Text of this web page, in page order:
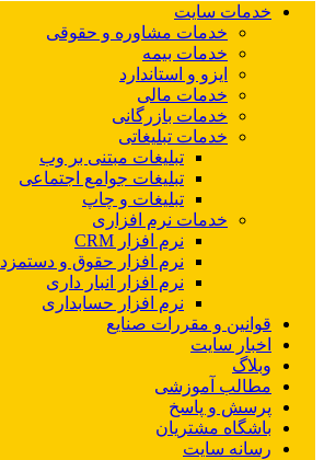
خدمات سایت
خدمات مشاوره و حقوقی
خدمات بیمه
ایزو و استاندارد
خدمات مالی
خدمات بازرگانی
خدمات تبلیغاتی
تبلیغات مبتنی بر وب
تبلیغات جوامع اجتماعی
تبلیغات و چاپ
خدمات نرم افزاری
نرم افزار CRM
نرم افزار حقوق و دستمزد
نرم افزار انبار داری
نرم افزار حسابداری
قوانین و مقررات صنایع
اخبار سایت
وبلاگ
مطالب آموزشی
پرسش و پاسخ
باشگاه مشتریان
رسانه سایت